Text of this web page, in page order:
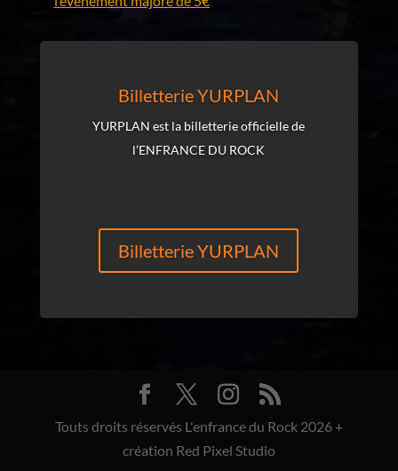
Billetterie YURPLAN
YURPLAN est la billetterie officielle de
l’ENFRANCE DU ROCK
Billetterie YURPLAN
Touts droits réservés L'enfrance du Rock 2026 +
création Red Pixel Studio